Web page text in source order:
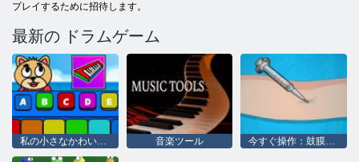
プレイするために招待します。
最新の ドラムゲーム
音楽ツール